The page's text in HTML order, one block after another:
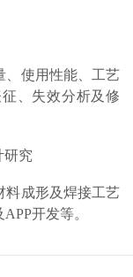
、使用性能、工艺
失效分析及修
研究
料成形及焊接工艺
APP开发等。